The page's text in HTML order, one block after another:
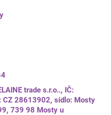
trade s.r.o.., IČ:
CZ 28613902, sídlo: Mosty
739 98 Mosty u